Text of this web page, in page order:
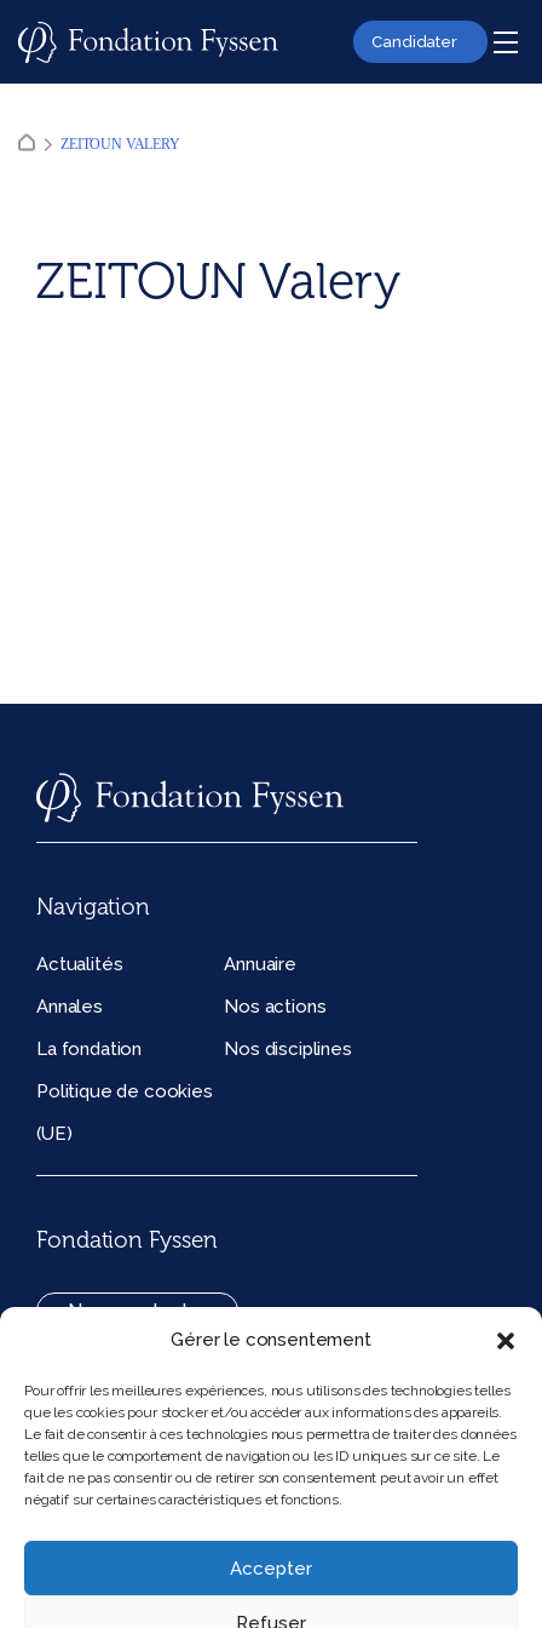
Gérer le consentement
Pour offrir les meilleures expériences, nous utilisons des technologies telles
que les cookies pour stocker et/ou accéder aux informations des appareils.
Le fait de consentir à ces technologies nous permettra de traiter des données
telles que le comportement de navigation ou les ID uniques sur ce site. Le
fait de ne pas consentir ou de retirer son consentement peut avoir un effet
négatif sur certaines caractéristiques et fonctions.
Accepter
Refuser
Candidater
ZEITOUN VALERY
ZEITOUN Valery
Navigation
Actualités
Annuaire
Annales
Nos actions
La fondation
Nos disciplines
Politique de cookies
(UE)
Fondation Fyssen
Nous contacter
194, rue de Rivoli 75001 Paris France
Nous suivre